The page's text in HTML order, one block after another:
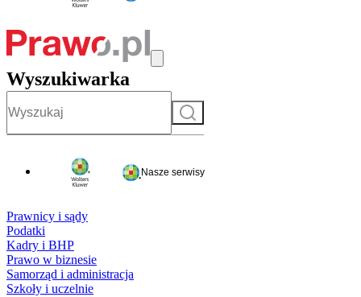
Wyszukiwarka
Szukaj
Nasze serwisy
Prawnicy i sądy
Podatki
Kadry i BHP
Prawo w biznesie
Samorząd i administracja
Szkoły i uczelnie